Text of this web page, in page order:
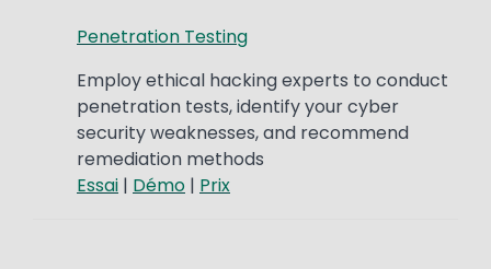
Penetration Testing
Employ ethical hacking experts to conduct
penetration tests, identify your cyber
security weaknesses, and recommend
remediation methods
Essai | Démo | Prix